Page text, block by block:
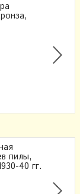
пилы,
40 гг.